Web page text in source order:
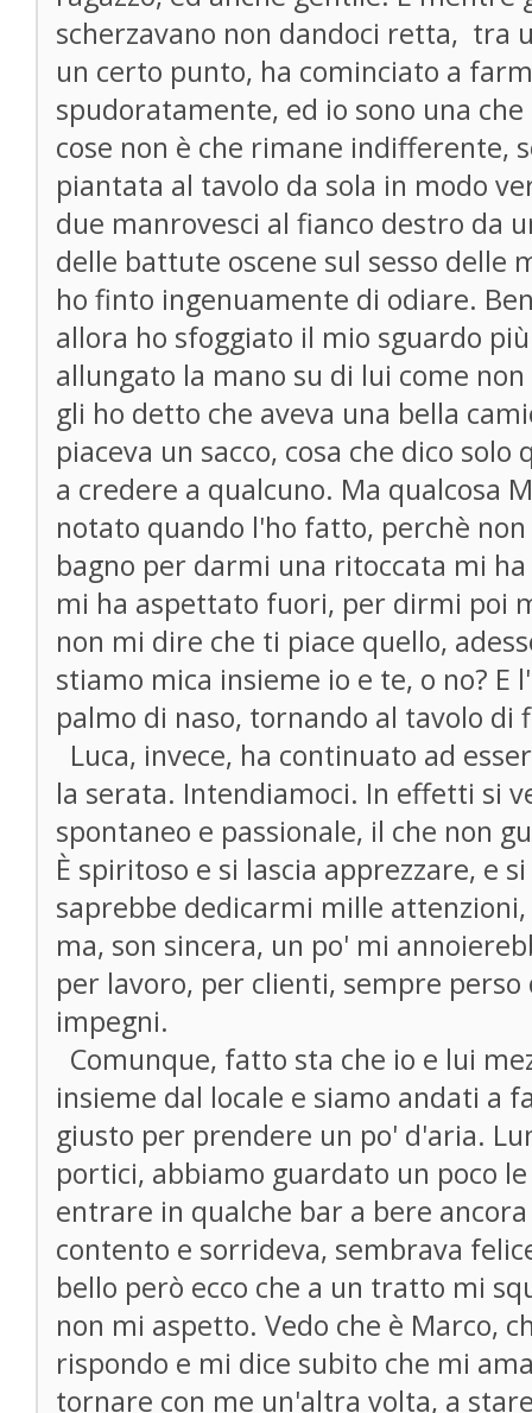
scherzavano non dandoci retta, tra
un certo punto, ha cominciato a
spudoratamente, ed io sono una
cose non è che rimane indifferente,
piantata al tavolo da sola in modo
due manrovesci al fianco destro da
delle battute oscene sul sesso delle
ho finto ingenuamente di odiare.
allora ho sfoggiato il mio sguardo
allungato la mano su di lui come
gli ho detto che aveva una bella
piaceva un sacco, cosa che dico
a credere a qualcuno. Ma qualcosa
notato quando l'ho fatto, perchè
bagno per darmi una ritoccata mi
mi ha aspettato fuori, per dirmi poi
non mi dire che ti piace quello,
stiamo mica insieme io e te, o no? E
palmo di naso, tornando al tavolo di
Luca, invece, ha continuato ad
la serata. Intendiamoci. In effetti si
spontaneo e passionale, il che non
È spiritoso e si lascia apprezzare, e
saprebbe dedicarmi mille attenzioni,
ma, son sincera, un po' mi
per lavoro, per clienti, sempre
impegni.
Comunque, fatto sta che io e lui
insieme dal locale e siamo andati a
giusto per prendere un po' d'aria.
portici, abbiamo guardato un poco
entrare in qualche bar a bere
contento e sorrideva, sembrava
bello però ecco che a un tratto mi
non mi aspetto. Vedo che è Marco,
rispondo e mi dice subito che mi
tornare con me un'altra volta, a